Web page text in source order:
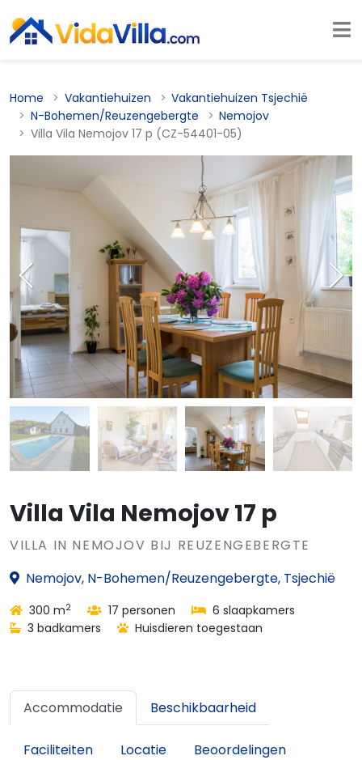
Home Vakantiehuizen
Vakantiehuizen Tsjechië
N-Bohemen/Reuzengebergte
Nemojov
Villa Vila Nemojov 17 p (CZ-54401-05)
Villa Vila Nemojov 17 p
VILLA IN NEMOJOV BIJ REUZENGEBERGTE
Nemojov, N-Bohemen/Reuzengebergte, Tsjechië
300 m2 17 personen
6 slaapkamers
3 badkamers
Huisdieren toegestaan
Accommodatie Beschikbaarheid
Faciliteiten Locatie Beoordelingen